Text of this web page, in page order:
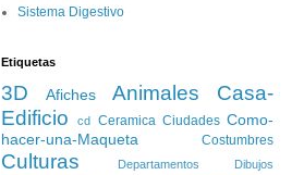
Sistema Digestivo
Etiquetas
3D Afiches Animales
Casa-
Edificio
cd Ceramica Ciudades Como-
hacer-una-Maqueta
Costumbres
Culturas Departamentos Dibujos